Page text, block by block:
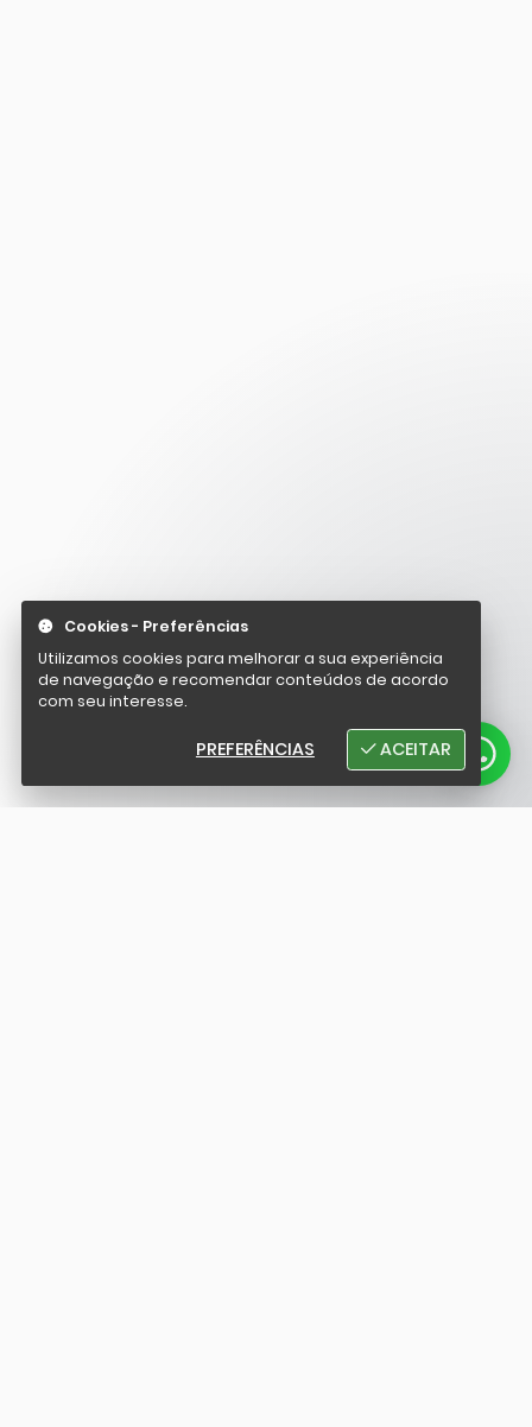
Cookies - Preferências
Utilizamos cookies para melhorar a sua experiência
de navegação e recomendar conteúdos de acordo
com seu interesse.
PREFERÊNCIAS ACEITAR